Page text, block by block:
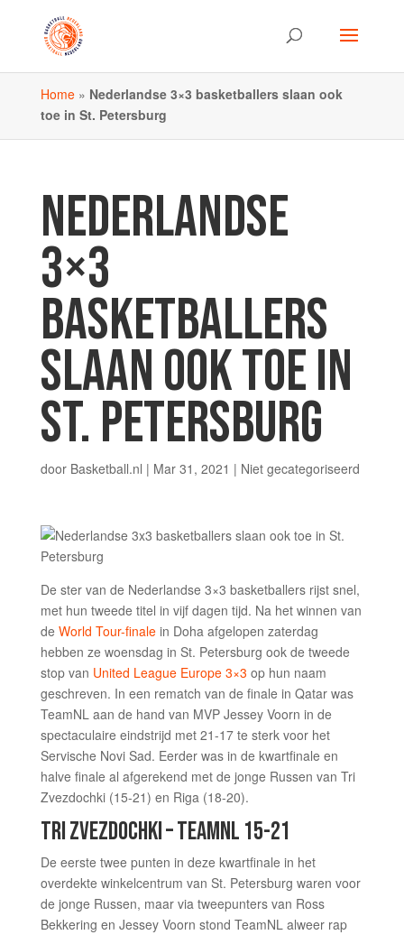
Home» Nederlandse 3×3 basketballers slaan ook
toe in St. Petersburg
NEDERLANDSE
3×3
BASKETBALLERS
SLAAN OOK TOE IN
ST. PETERSBURG
door Basketball.nl | Mar 31, 2021 | Niet gecategoriseerd
De ster van de Nederlandse 3×3 basketballers rijst snel,
met hun tweede titel in vijf dagen tijd. Na het winnen van
de World Tour-finalein Doha afgelopen zaterdag
hebben ze woensdag in St. Petersburg ook de tweede
stop van United League Europe 3×3 op hun naam
geschreven. In een rematch van de finale in Qatar was
TeamNL aan de hand van MVP Jessey Voorn in de
spectaculaire eindstrijd met 21-17 te sterk voor het
Servische Novi Sad. Eerder was in de kwartfinale en
halve finale al afgerekend met de jonge Russen van Tri
Zvezdochki (15-21) en Riga (18-20).
TRI ZVEZDOCHKI – TEAMNL 15-21
De eerste twee punten in deze kwartfinale in het
overdekte winkelcentrum van St. Petersburg waren voor
de jonge Russen, maar via tweepunters van Ross
Bekkering en Jessey Voorn stond TeamNL alweer rap